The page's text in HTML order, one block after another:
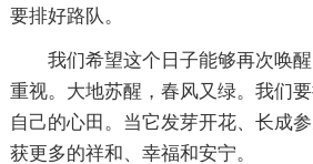
要排好路队。
我们希望这个日子能够再次唤
重视。大地苏醒，春风又绿。我们
自己的心田。当它发芽开花、长成
获更多的祥和、幸福和安宁。